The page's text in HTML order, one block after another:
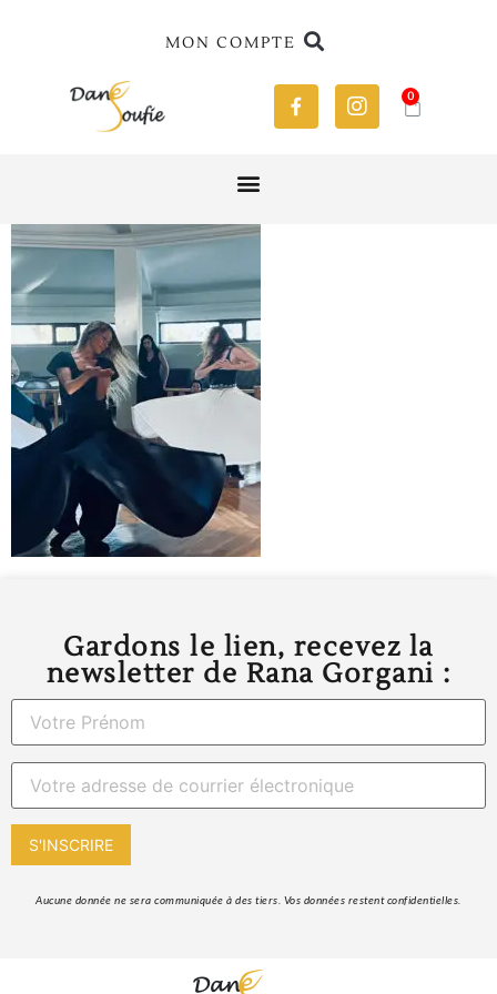
MON COMPTE
0
Gardons le lien, recevez la
newsletter de Rana Gorgani :